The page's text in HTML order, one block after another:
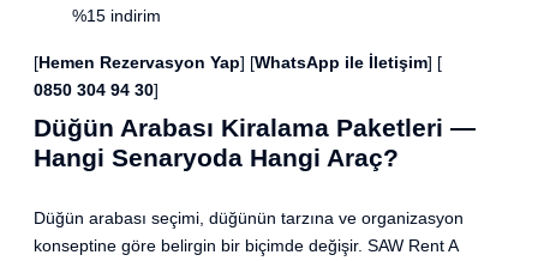
%15 indirim
[Hemen Rezervasyon Yap] [WhatsApp ile İletişim] [
0850 304 94 30]
Düğün Arabası Kiralama Paketleri —
Hangi Senaryoda Hangi Araç?
Düğün arabası seçimi, düğünün tarzına ve organizasyon
konseptine göre belirgin bir biçimde değişir. SAW Rent A